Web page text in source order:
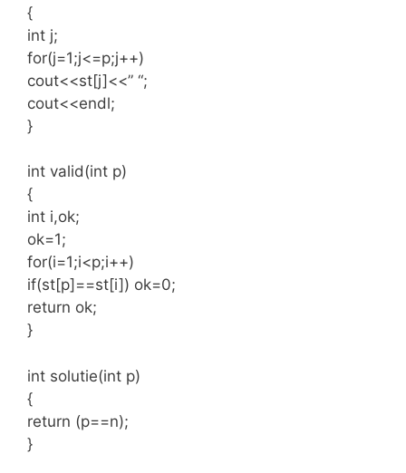
{
int j;
for(j=1;j<=p;j++)
cout<<st[j]<<” “;
cout<<endl;
}
int valid(int p)
{
int i,ok;
ok=1;
for(i=1;i<p;i++)
if(st[p]==st[i]) ok=0;
return ok;
}
int solutie(int p)
{
return (p==n);
}